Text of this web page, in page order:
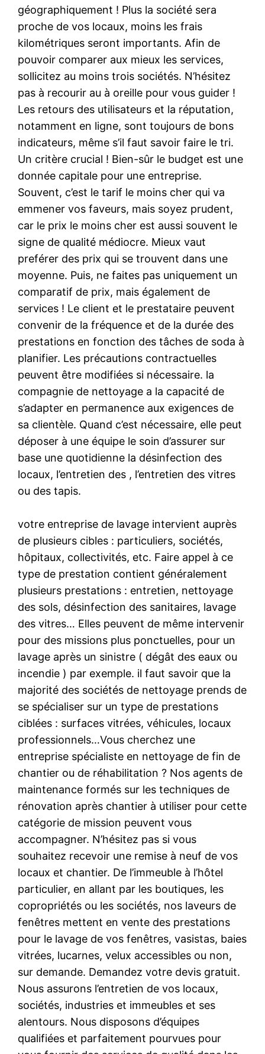
géographiquement ! Plus la société sera
proche de vos locaux, moins les frais
kilométriques seront importants. Afin de
pouvoir comparer aux mieux les services,
sollicitez au moins trois sociétés. N’hésitez
pas à recourir au à oreille pour vous guider !
Les retours des utilisateurs et la réputation,
notamment en ligne, sont toujours de bons
indicateurs, même s’il faut savoir faire le tri.
Un critère crucial ! Bien-sûr le budget est une
donnée capitale pour une entreprise.
Souvent, c’est le tarif le moins cher qui va
emmener vos faveurs, mais soyez prudent,
car le prix le moins cher est aussi souvent le
signe de qualité médiocre. Mieux vaut
preférer des prix qui se trouvent dans une
moyenne. Puis, ne faites pas uniquement un
comparatif de prix, mais également de
services ! Le client et le prestataire peuvent
convenir de la fréquence et de la durée des
prestations en fonction des tâches de soda à
planifier. Les précautions contractuelles
peuvent être modifiées si nécessaire. la
compagnie de nettoyage a la capacité de
s’adapter en permanence aux exigences de
sa clientèle. Quand c’est nécessaire, elle peut
déposer à une équipe le soin d’assurer sur
base une quotidienne la désinfection des
locaux, l’entretien des , l’entretien des vitres
ou des tapis.
votre entreprise de lavage intervient auprès
de plusieurs cibles : particuliers, sociétés,
hôpitaux, collectivités, etc. Faire appel à ce
type de prestation contient généralement
plusieurs prestations : entretien, nettoyage
des sols, désinfection des sanitaires, lavage
des vitres… Elles peuvent de même intervenir
pour des missions plus ponctuelles, pour un
lavage après un sinistre ( dégât des eaux ou
incendie ) par exemple. il faut savoir que la
majorité des sociétés de nettoyage prends de
se spécialiser sur un type de prestations
ciblées : surfaces vitrées, véhicules, locaux
professionnels…Vous cherchez une
entreprise spécialiste en nettoyage de fin de
chantier ou de réhabilitation ? Nos agents de
maintenance formés sur les techniques de
rénovation après chantier à utiliser pour cette
catégorie de mission peuvent vous
accompagner. N’hésitez pas si vous
souhaitez recevoir une remise à neuf de vos
locaux et chantier. De l’immeuble à l’hôtel
particulier, en allant par les boutiques, les
copropriétés ou les sociétés, nos laveurs de
fenêtres mettent en vente des prestations
pour le lavage de vos fenêtres, vasistas, baies
vitrées, lucarnes, velux accessibles ou non,
sur demande. Demandez votre devis gratuit.
Nous assurons l’entretien de vos locaux,
sociétés, industries et immeubles et ses
alentours. Nous disposons d’équipes
qualifiées et parfaitement pourvues pour